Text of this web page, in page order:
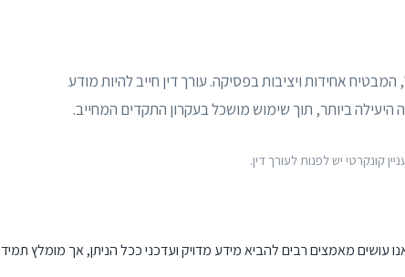
אחידות ויציבות בפסיקה. עורך דין חייב להיות מודע
היעילה ביותר, תוך שימוש מושכל בעקרון התקדים המחייב.
קונקרטי יש לפנות לעורך דין.
עושים מאמצים רבים להביא מידע מדויק ועדכני ככל הניתן, אך מומלץ תמיד